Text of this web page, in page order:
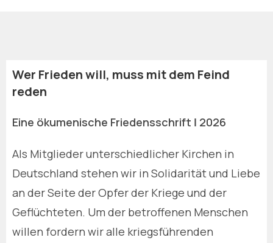
Wer Frieden will, muss mit dem Feind
reden
Eine ökumenische Friedensschrift ǀ 2026
Als Mitglieder unterschiedlicher Kirchen in
Deutschland stehen wir in Solidarität und Liebe
an der Seite der Opfer der Kriege und der
Geflüchteten. Um der betroffenen Menschen
willen fordern wir alle kriegsführenden